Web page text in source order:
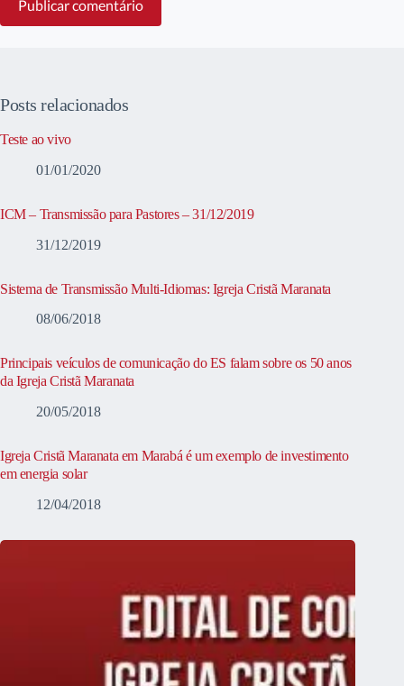
Publicar comentário
Posts relacionados
Teste ao vivo
01/01/2020
ICM – Transmissão para Pastores – 31/12/2019
31/12/2019
Sistema de Transmissão Multi-Idiomas: Igreja Cristã Maranata
08/06/2018
Principais veículos de comunicação do ES falam sobre os 50 anos
da Igreja Cristã Maranata
20/05/2018
Igreja Cristã Maranata em Marabá é um exemplo de investimento
em energia solar
12/04/2018